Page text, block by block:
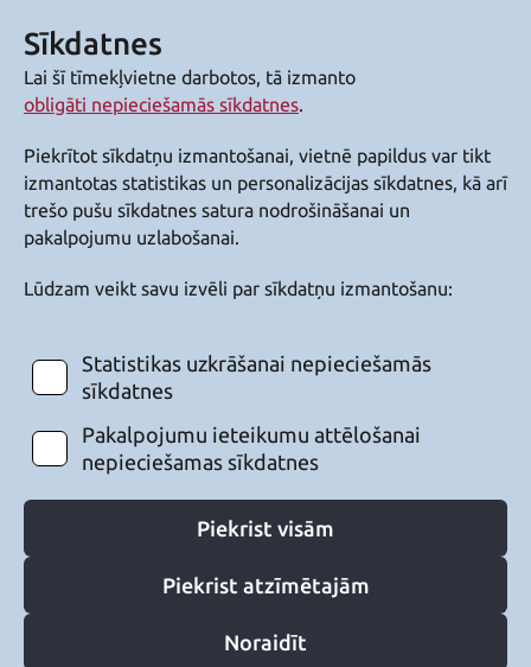
Sīkdatnes
Lai šī tīmekļvietne darbotos, tā izmanto
obligāti nepieciešamās sīkdatnes.
Piekrītot sīkdatņu izmantošanai, vietnē papildus var tikt
izmantotas statistikas un personalizācijas sīkdatnes, kā arī
trešo pušu sīkdatnes satura nodrošināšanai un
pakalpojumu uzlabošanai.
Lūdzam veikt savu izvēli par sīkdatņu izmantošanu:
Statistikas uzkrāšanai nepieciešamās
sīkdatnes
Pakalpojumu ieteikumu attēlošanai
nepieciešamas sīkdatnes
Piekrist visām
Piekrist atzīmētajām
Noraidīt